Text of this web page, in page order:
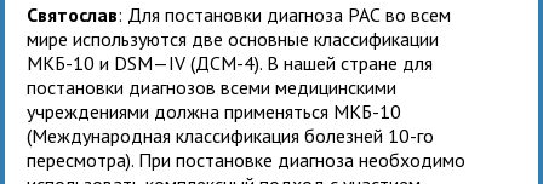
Святослав: Для постановки диагноза РАС во всем
мире используются две основные классификации
МКБ-10 и DSM—IV (ДСМ-4). В нашей стране для
постановки диагнозов всеми медицинскими
учреждениями должна применяться МКБ-10
(Международная классификация болезней 10-го
пересмотра). При постановке диагноза необходимо